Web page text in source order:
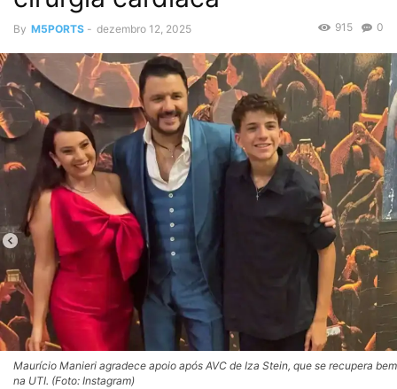
By M5PORTS - dezembro 12, 2025 0
915
Maurício Manieri agradece apoio após AVC de Iza Stein, que se recupera bem
na UTI. (Foto: Instagram)